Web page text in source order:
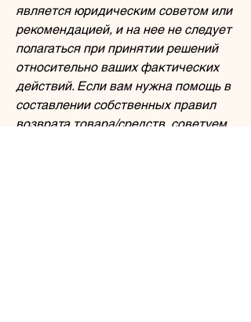
является юридическим советом или
рекомендацией, и на нее не следует
полагаться при принятии решений
относительно ваших фактических
действий. Если вам нужна помощь в
составлении собственных правил
возврата товара/средств, советуем